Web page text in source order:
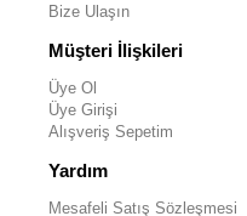
Bize Ulaşın
Müşteri İlişkileri
Üye Ol
Üye Girişi
Alışveriş Sepetim
Yardım
Mesafeli Satış Sözleşmesi